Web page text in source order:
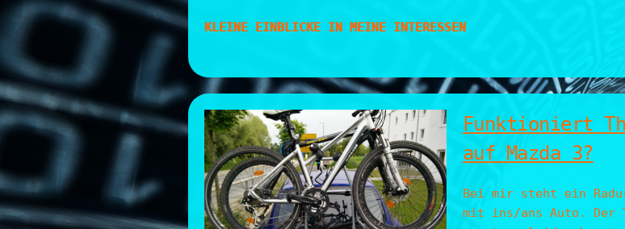
KLEINE EINBLICKE IN MEINE INTERESSEN
Funktioniert
auf Mazda 3?
Bei mir steht ein
mit ins/ans Auto. Der